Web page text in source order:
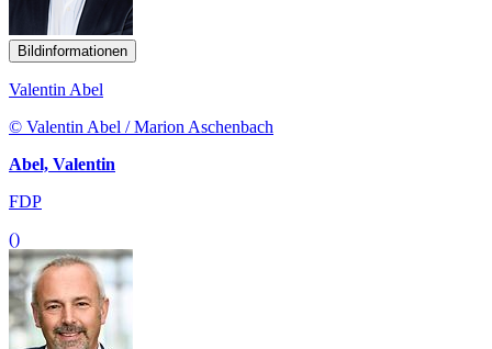
Bildinformationen
Valentin Abel
© Valentin Abel / Marion Aschenbach
Abel, Valentin
FDP
()